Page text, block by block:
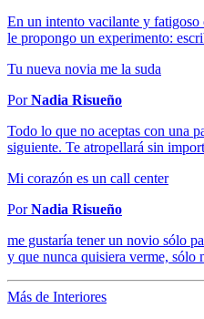
En un intento vacilante y
le propongo un experimento:
Tu nueva novia me la suda
PorNadia Risueño
Todo lo que no aceptas con una
siguiente. Te atropellará sin
Mi corazón es un call center
PorNadia Risueño
me gustaría tener un novio sólo
y que nunca quisiera verme, sólo
Más de Interiores